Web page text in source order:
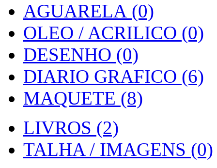
AGUARELA (0)
OLEO / ACRILICO (0)
DESENHO (0)
DIARIO GRAFICO (6)
MAQUETE (8)
LIVROS (2)
TALHA / IMAGENS (0)